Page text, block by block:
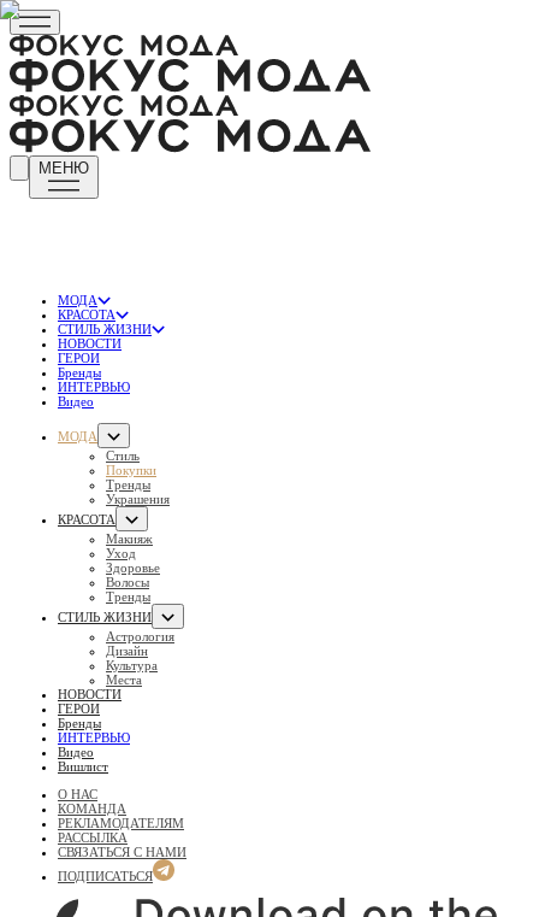
МЕНЮ
МОДА
КРАСОТА
СТИЛЬ ЖИЗНИ
НОВОСТИ
ГЕРОИ
Бренды
ИНТЕРВЬЮ
Видео
МОДА
Стиль
Покупки
Тренды
Украшения
КРАСОТА
Макияж
Уход
Здоровье
Волосы
Тренды
СТИЛЬ ЖИЗНИ
Астрология
Дизайн
Культура
Места
НОВОСТИ
ГЕРОИ
Бренды
ИНТЕРВЬЮ
Видео
Вишлист
О НАС
КОМАНДА
РЕКЛАМОДАТЕЛЯМ
РАССЫЛКА
СВЯЗАТЬСЯ С НАМИ
ПОДПИСАТЬСЯ